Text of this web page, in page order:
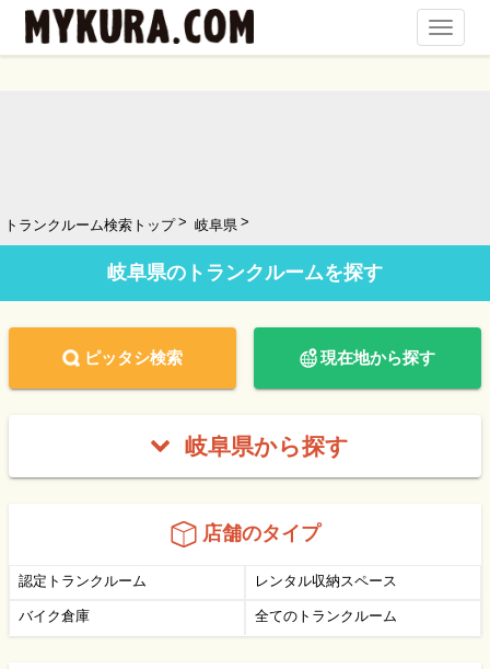
トランクルーム検索トップ 岐阜県
岐阜県のトランクルームを探す
ピッタシ検索 現在地から探す
岐阜県から探す
店舗のタイプ
認定トランクルーム レンタル収納スペース
バイク倉庫 全てのトランクルーム